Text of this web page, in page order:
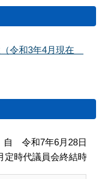
令和3年4月現在
自 令和7年6月28日
時代議員会終結時